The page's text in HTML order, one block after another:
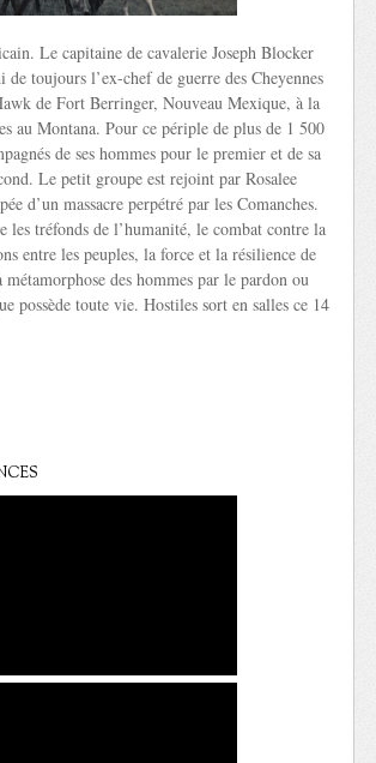
Le capitaine de cavalerie Joseph Blocker
de toujours l’ex-chef de guerre des Cheyennes
de Fort Berringer, Nouveau Mexique, à la
au Montana. Pour ce périple de plus de 1 500
de ses hommes pour le premier et de sa
Le petit groupe est rejoint par Rosalee
d’un massacre perpétré par les Comanches.
les tréfonds de l’humanité, le combat contre la
entre les peuples, la force et la résilience de
des hommes par le pardon ou
possède toute vie. Hostiles sort en salles ce 14